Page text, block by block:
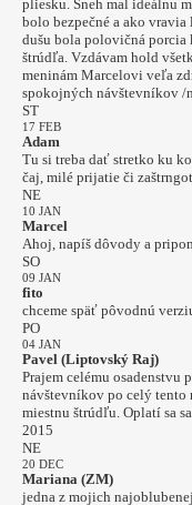
pliesku. Sneh mal ideálnu
bolo bezpečné a ako
dušu bola polovičná porcia
štrúdľa. Vzdávam hold
meninám Marcelovi veľa
spokojných návštevníkov /
ST
17 FEB
Adam
Tu si treba dať stretko ku
čaj, milé prijatie či
NE
10 JAN
Marcel
Ahoj, napíš dôvody a
SO
09 JAN
fito
chceme späť pôvodnú
PO
04 JAN
Pavel (Liptovský Raj)
Prajem celému osadenstvu
návštevníkov po celý tento
miestnu štrúdľu. Oplatí sa
2015
NE
20 DEC
Mariana (ZM)
jedna z mojich